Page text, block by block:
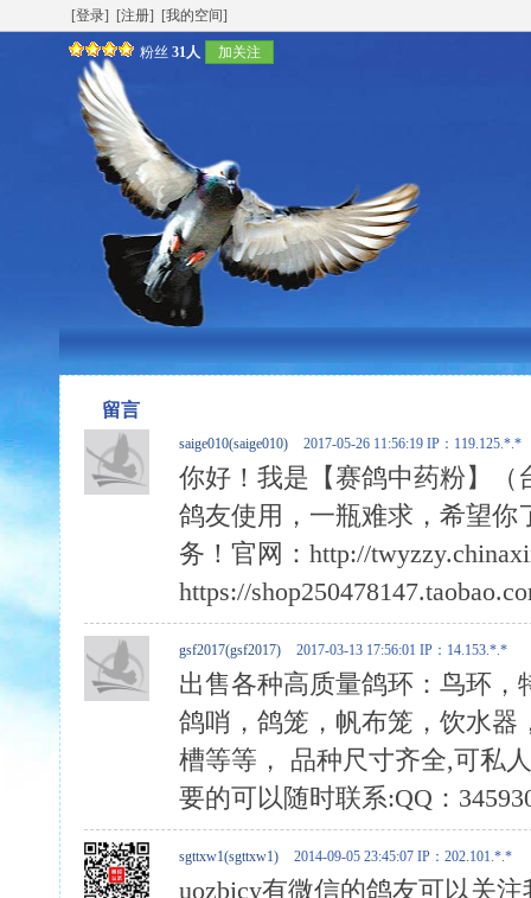
[登录] [注册] [我的空间]
粉丝 31人 加关注
留言
saige010(saige010) 2017-05-26 11:56:19 IP：119.125.*.*
你好！我是【赛鸽中药粉】（
鸽友使用，一瓶难求，希望
务！官网：http://
https://
gsf2017(gsf2017) 2017-03-13 17:56:01 IP：14.153.*.*
出售各种高质量鸽环：鸟环
鸽哨，鸽笼，帆布笼，饮水
槽等等， 品种尺寸齐全,可私
要的可以随时联系:QQ：
sgttxw1(sgttxw1) 2014-09-05 23:45:07 IP：202.101.*.*
uozbicy有微信的鸽友可以关